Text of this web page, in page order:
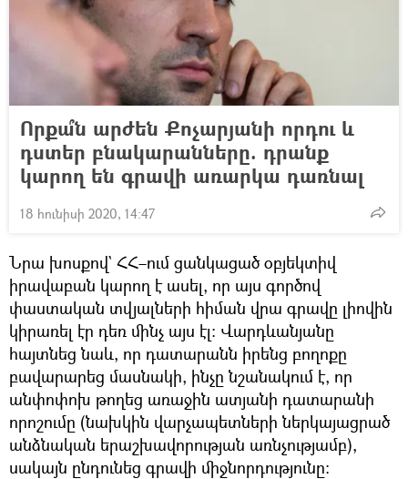
Որքա՞ն արժեն Քոչարյանի որդու և
դստեր բնակարանները. դրանք
կարող են գրավի առարկա դառնալ
18 հունիսի 2020, 14:47
Նրա խոսքով` ՀՀ–ում ցանկացած օբյեկտիվ
իրավաբան կարող է ասել, որ այս գործով
փաստական տվյալների հիման վրա գրավը լիովին
կիրառել էր դեռ մինչ այս էլ։ Վարդևանյանը
հայտնեց նաև, որ դատարանն իրենց բողոքը
բավարարեց մասնակի, ինչը նշանակում է, որ
անփոփոխ թողեց առաջին ատյանի դատարանի
որոշումը (նախկին վարչապետների ներկայացրած
անձնական երաշխավորության առնչությամբ),
սակայն ընդունեց գրավի միջնորդությունը։